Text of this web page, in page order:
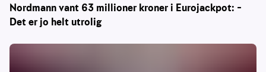
Nordmann vant 63 millioner kroner i Eurojackpot: –
Det er jo helt utrolig